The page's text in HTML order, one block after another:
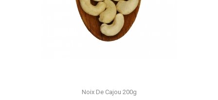
Noix De Cajou 200g